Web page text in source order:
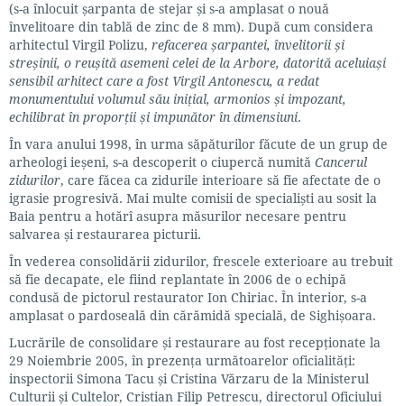
(s-a înlocuit șarpanta de stejar și s-a amplasat o nouă
învelitoare din tablă de zinc de 8 mm). După cum considera
arhitectul Virgil Polizu, refacerea șarpantei, învelitorii și
streșinii, o reușită asemeni celei de la Arbore, datorită aceluiași
sensibil arhitect care a fost Virgil Antonescu, a redat
monumentului volumul său inițial, armonios și impozant,
echilibrat în proporții și impunător în dimensiuni.
În vara anului 1998, în urma săpăturilor făcute de un grup de
arheologi ieșeni, s-a descoperit o ciupercă numită Cancerul
zidurilor, care făcea ca zidurile interioare să fie afectate de o
igrasie progresivă. Mai multe comisii de specialiști au sosit la
Baia pentru a hotărî asupra măsurilor necesare pentru
salvarea și restaurarea picturii.
În vederea consolidării zidurilor, frescele exterioare au trebuit
să fie decapate, ele fiind replantate în 2006 de o echipă
condusă de pictorul restaurator Ion Chiriac. În interior, s-a
amplasat o pardoseală din cărămidă specială, de Sighișoara.
Lucrările de consolidare și restaurare au fost recepționate la
29 Noiembrie 2005, în prezența următoarelor oficialități:
inspectorii Simona Tacu și Cristina Vărzaru de la Ministerul
Culturii și Cultelor, Cristian Filip Petrescu, directorul Oficiului